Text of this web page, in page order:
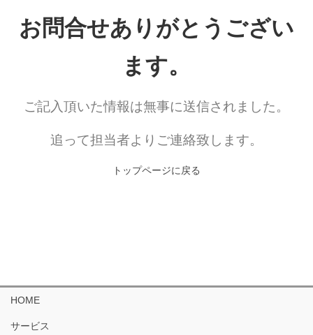
お問合せありがとうござい
ます。
ご記入頂いた情報は無事に送信されました。
追って担当者よりご連絡致します。
トップページに戻る
HOME
サービス